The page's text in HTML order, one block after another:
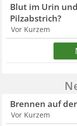
Blut im Urin
Pilzabstrich?
Vor Kurzem
Brennen auf
Vor Kurzem